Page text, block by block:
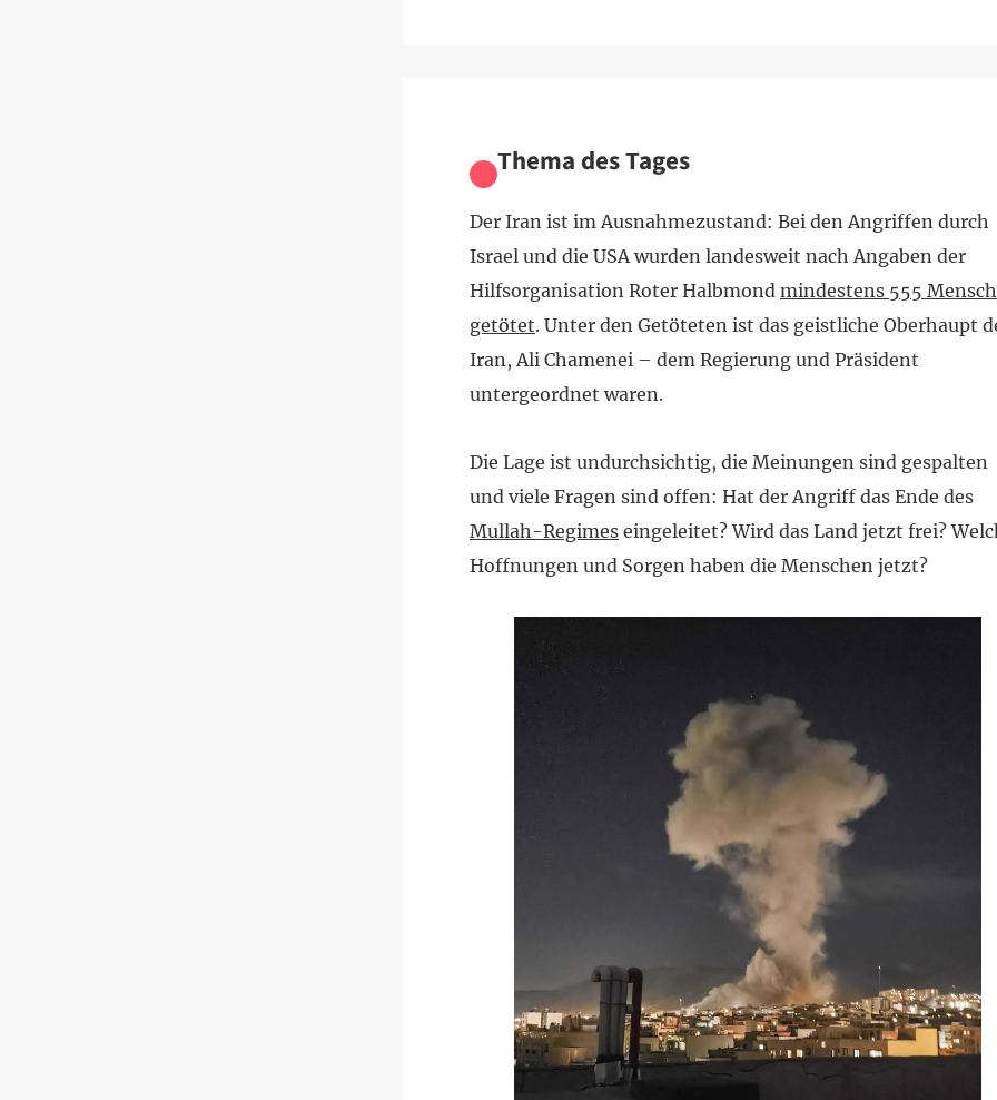
Thema des Tages
Der Iran ist im Ausnahmezustand: Bei den Angriffen durch
Israel und die USA wurden landesweit nach Angaben der
Hilfsorganisation Roter Halbmond mindestens 555
getötet. Unter den Getöteten ist das geistliche Oberhaupt
Iran, Ali Chamenei – dem Regierung und Präsident
untergeordnet waren.
Die Lage ist undurchsichtig, die Meinungen sind gespalten
und viele Fragen sind offen: Hat der Angriff das Ende des
Mullah-Regimes eingeleitet? Wird das Land jetzt frei?
Hoffnungen und Sorgen haben die Menschen jetzt?